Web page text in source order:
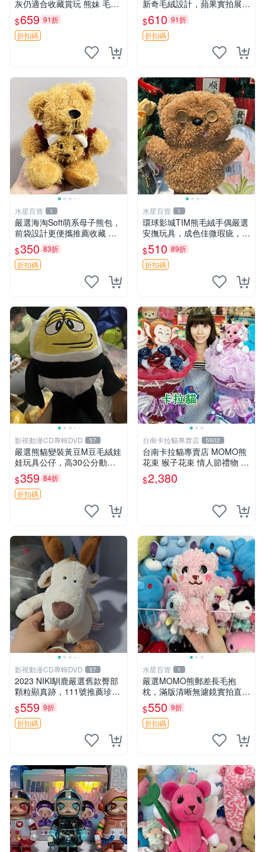
灰仍適合收藏賞玩 熊妹 毛絨
玩具 浮雕熊
$659 91折
折扣碼
新奇毛絨設計，蘋果實拍展
示，成色極佳 晚安香薰 馮娃
娃 毛絨玩偶
$610 91折
折扣碼
水星百貨 1
嚴選海淘Soft萌系母子熊包，
前袋設計更便攜推薦收藏 母
子熊 軟綿綿 包包
$350 83折
折扣碼
水星百貨 1
環球影城TIM熊毛絨手偶嚴選
安撫玩具，成色佳微瑕疵，贈
小禮物超值優惠 TIM熊 毛絨
手偶 安撫 toy 嚴選
$510 89折
折扣碼
影視動漫CD專輯DVD 57
嚴選熊貓變裝黃豆M豆毛絨娃
娃玩具公仔，高30公分動漫
周邊 熊貓 變裝 公仔
$359 84折
折扣碼
台南卡拉貓專賣店 5902
台南卡拉貓專賣店 MOMO熊
花束 猴子花束 情人節禮物 二
選一 可繡字 可今天寄明天到
$2,380
影視動漫CD專輯DVD 57
2023 NIKI馴鹿嚴選舊款臀部
顆粒顯真跡，111號推薦珍藏
品 馴鹿 舊款 尾巴顆粒
$559 9折
折扣碼
水星百貨 1
嚴選MOMO熊郵差長毛抱
枕，滿版清晰無濾鏡實拍直
銷。每周新品到貨，不容錯
過！ 郵差熊 長毛 抱枕
$550 9折
折扣碼